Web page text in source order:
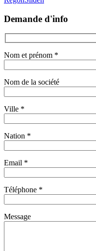
Demande d'info
Nom et prénom *
Nom de la société
Ville *
Nation *
Email *
Téléphone *
Message